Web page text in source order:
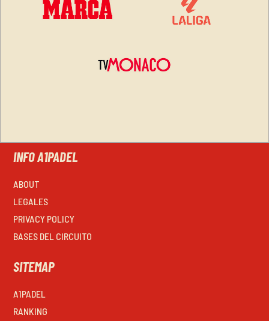
INFO A1PADEL
ABOUT
LEGALES
PRIVACY POLICY
BASES DEL CIRCUITO
SITEMAP
A1PADEL
RANKING